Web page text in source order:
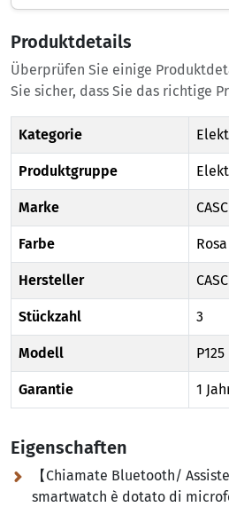
Produktdetails
Überprüfen Sie einige
Sie sicher, dass Sie das richtige
Kategorie
Produktgruppe
Marke
Farbe
Hersteller
Stückzahl 3
Modell P125
Garantie 1
Eigenschaften
【Chiamate Bluetooth/
smartwatch è dotato di